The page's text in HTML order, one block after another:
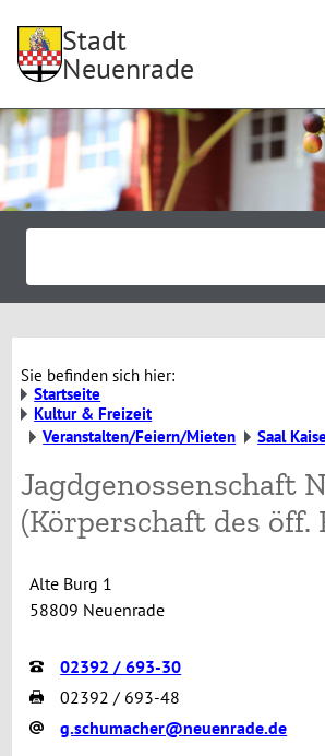
Stadt
Neuenrade
Sie befinden sich hier:
Startseite
Kultur & Freizeit
Veranstalten/Feiern/Mieten
Saal
Jagdgenossenschaft
(Körperschaft des öff.
Alte Burg 1
58809 Neuenrade
02392 / 693-30
02392 / 693-48
g.schumacher@neuenrade.de